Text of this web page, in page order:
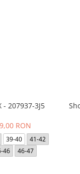
- 207937-3J5
RON
39-40
41-42
46 46-47